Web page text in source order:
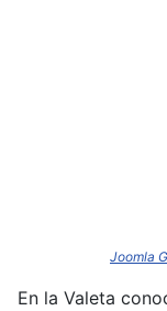
Joomla
En la Valeta